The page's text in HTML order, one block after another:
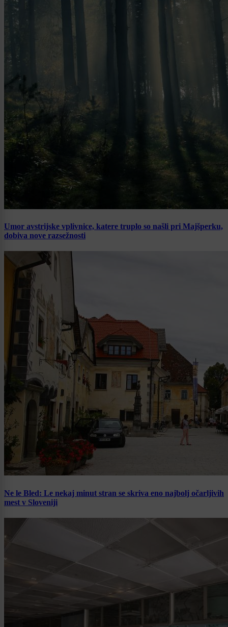
Umor avstrijske vplivnice, katere truplo so našli pri Majšperku,
dobiva nove razsežnosti
Ne le Bled: Le nekaj minut stran se skriva eno najbolj očarljivih
mest v Sloveniji